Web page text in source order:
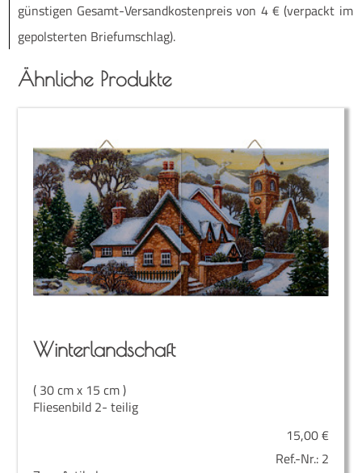
Ähnliche Produkte
Win­ter­land­schaft
( 30 cm x 15 cm )
Fliesenbild 2- teilig
15,00€
Ref.-Nr.: 2
güns­ti­gen Ge­­samt-Ver­­­san­d­­kos­­ten­­preis von 4 € (ver­packt im
ge­pols­ter­ten Briefumschlag).